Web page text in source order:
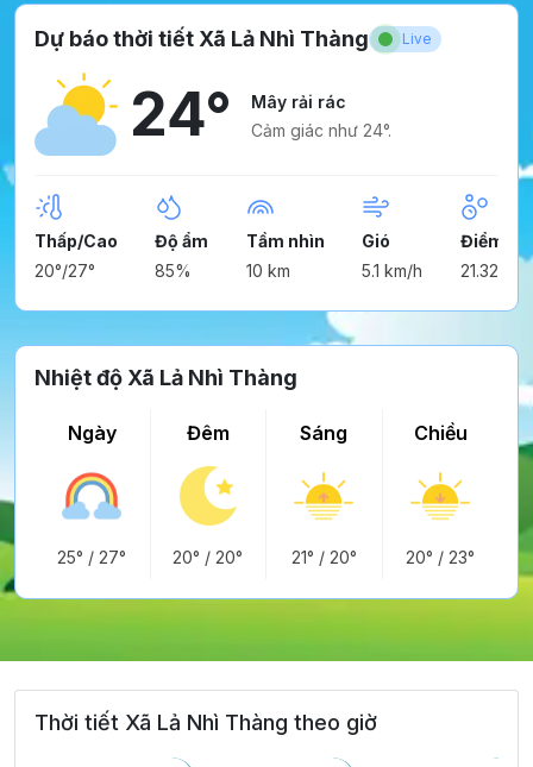
Dự báo thời tiết Xã Lả Nhì Thàng Live
24°
Mây rải rác
Cảm giác như 24°.
Thấp/Cao
20°/27°
Độ ẩm
85%
Tầm nhìn
10 km
Gió
5.1 km/h
Điểm
21.32°
Nhiệt độ Xã Lả Nhì Thàng
Ngày
25° /27°
Đêm
20° /20°
Sáng
21° / 20°
Chiều
20° /23°
Thời tiết Xã Lả Nhì Thàng theo giờ